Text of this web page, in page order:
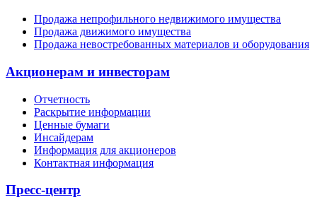
Продажа непрофильного недвижимого имущества
Продажа движимого имущества
Продажа невостребованных материалов и оборудования
Акционерам и инвесторам
Отчетность
Раскрытие информации
Ценные бумаги
Инсайдерам
Информация для акционеров
Контактная информация
Пресс-центр